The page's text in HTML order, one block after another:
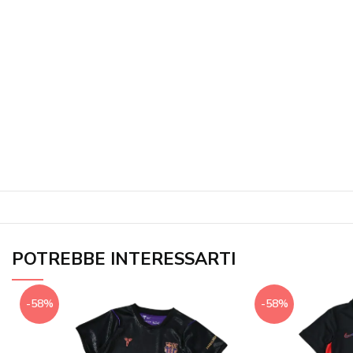
POTREBBE INTERESSARTI
-58% -58%